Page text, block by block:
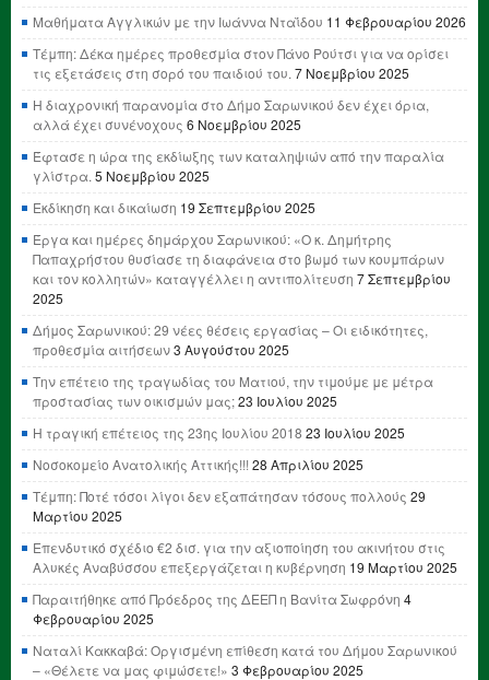
Μαθήματα Αγγλικών με την Ιωάννα Νταΐδου 11 Φεβρουαρίου 2026
Τέμπη: Δέκα ημέρες προθεσμία στον Πάνο Ρούτσι για να ορίσει
τις εξετάσεις στη σορό του παιδιού του. 7 Νοεμβρίου 2025
Η διαχρονική παρανομία στο Δήμο Σαρωνικού δεν έχει όρια,
αλλά έχει συνένοχους 6 Νοεμβρίου 2025
Έφτασε η ώρα της εκδίωξης των καταληψιών από την παραλία
γλίστρα. 5 Νοεμβρίου 2025
Εκδίκηση και δικαίωση 19 Σεπτεμβρίου 2025
Έργα και ημέρες δημάρχου Σαρωνικού: «Ο κ. Δημήτρης
Παπαχρήστου θυσίασε τη διαφάνεια στο βωμό των κουμπάρων
και τον κολλητών» καταγγέλλει η αντιπολίτευση 7 Σεπτεμβρίου
2025
Δήμος Σαρωνικού: 29 νέες θέσεις εργασίας – Οι ειδικότητες,
προθεσμία αιτήσεων3 Αυγούστου 2025
Την επέτειο της τραγωδίας του Ματιού, την τιμούμε με μέτρα
προστασίας των οικισμών μας;23 Ιουλίου 2025
Η τραγική επέτειος της 23ης Ιουλίου 2018 23 Ιουλίου 2025
Νοσοκομείο Ανατολικής Αττικής!!! 28 Απριλίου 2025
Τέμπη: Ποτέ τόσοι λίγοι δεν εξαπάτησαν τόσους πολλούς 29
Μαρτίου 2025
Επενδυτικό σχέδιο €2 δισ. για την αξιοποίηση του ακινήτου στις
Αλυκές Αναβύσσου επεξεργάζεται η κυβέρνηση 19 Μαρτίου 2025
Παραιτήθηκε από Πρόεδρος της ΔΕΕΠ η Βανίτα Σωφρόνη 4
Φεβρουαρίου 2025
Ναταλί Κακκαβά: Οργισμένη επίθεση κατά του Δήμου Σαρωνικού
– «Θέλετε να μας φιμώσετε!» 3 Φεβρουαρίου 2025